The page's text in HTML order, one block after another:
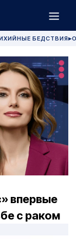
БЕДСТВИЯ▶
впервые
с раком